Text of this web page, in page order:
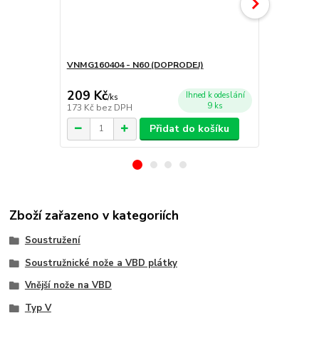
VNMG160404 - N60 (DOPRODEJ)
209 Kč/ks
173 Kč bez DPH
Ihned k odeslání
9 ks
Přidat do košíku
Zboží zařazeno v kategoriích
Soustružení
Soustružnické nože a VBD plátky
Vnější nože na VBD
Typ V